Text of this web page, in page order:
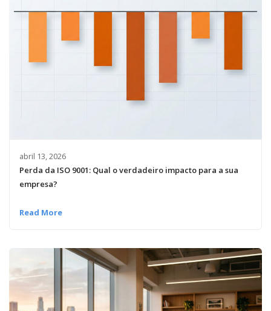
abril 13, 2026
Perda da ISO 9001: Qual o verdadeiro impacto para a sua
empresa?
Read More